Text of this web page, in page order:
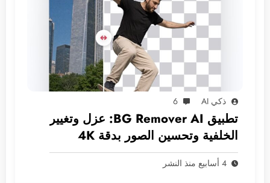
ذكي AI 6
تطبيق BG Remover AI: عزل وتغيير
الخلفية وتحسين الصور بدقة 4K
بخصوصية تامة
4 أسابيع منذ النشر